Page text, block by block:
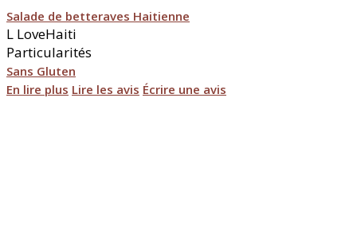
Salade de betteraves Haitienne
L LoveHaiti
Particularités
Sans Gluten
En lire plus Lire les avis Écrire une avis